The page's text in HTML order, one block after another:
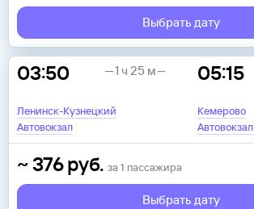
Выбрать дату
03:50
Ленинск-Кузнецкий
Автовокзал
05:15
Кемерово
Автовокзал
1 ч 25 м
~376 руб. за 1 пассажира
Выбрать дату